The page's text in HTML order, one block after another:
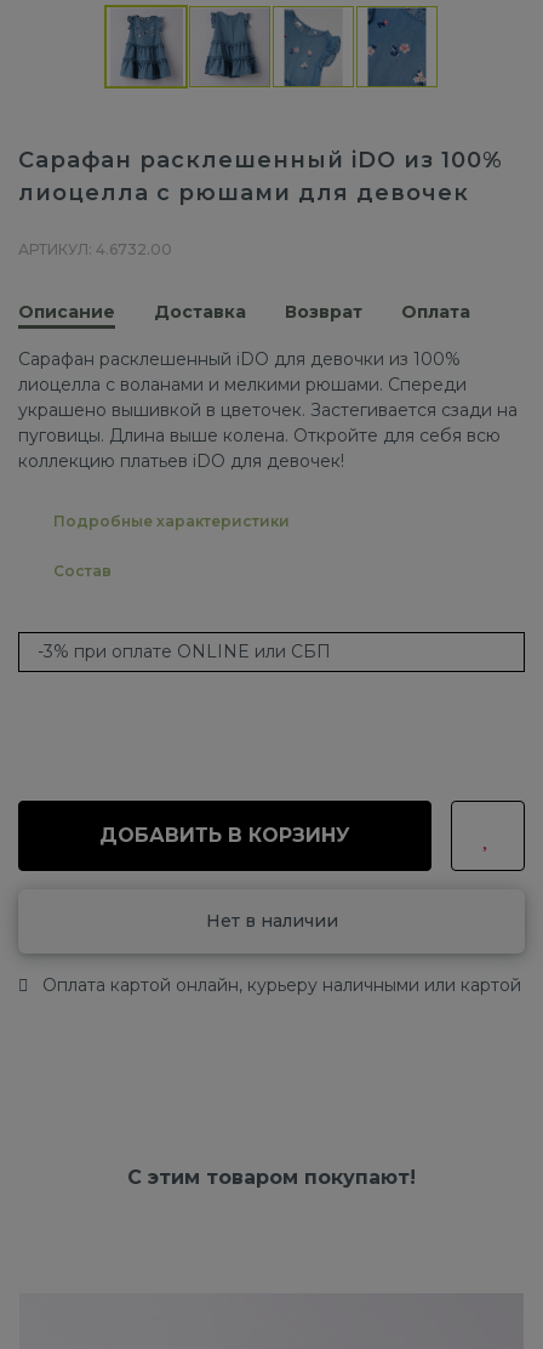
Сарафан расклешенный iDO из 100%
лиоцелла с рюшами для девочек
АРТИКУЛ: 4.6732.00
Описание Доставка Возврат Оплата
Сарафан расклешенный iDO для девочки из 100%
лиоцелла с воланами и мелкими рюшами. Спереди
украшено вышивкой в цветочек. Застегивается сзади на
пуговицы. Длина выше колена. Откройте для себя всю
коллекцию платьев iDO для девочек!
Подробные характеристики
Состав
-3% при оплате ONLINE или СБП
ДОБАВИТЬ В КОРЗИНУ
Нет в наличии
Оплата картой онлайн, курьеру наличными или картой
С этим товаром покупают!